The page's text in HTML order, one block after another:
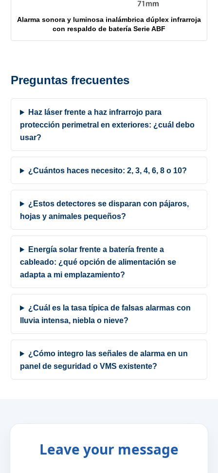
Alarma sonora y luminosa inalámbrica dúplex infrarroja
con respaldo de batería Serie ABF
Preguntas frecuentes
Haz láser frente a haz infrarrojo para
protección perimetral en exteriores: ¿cuál debo
usar?
¿Cuántos haces necesito: 2, 3, 4, 6, 8 o 10?
¿Estos detectores se disparan con pájaros,
hojas y animales pequeños?
Energía solar frente a batería frente a
cableado: ¿qué opción de alimentación se
adapta a mi emplazamiento?
¿Cuál es la tasa típica de falsas alarmas con
lluvia intensa, niebla o nieve?
¿Cómo integro las señales de alarma en un
panel de seguridad o VMS existente?
Leave your message